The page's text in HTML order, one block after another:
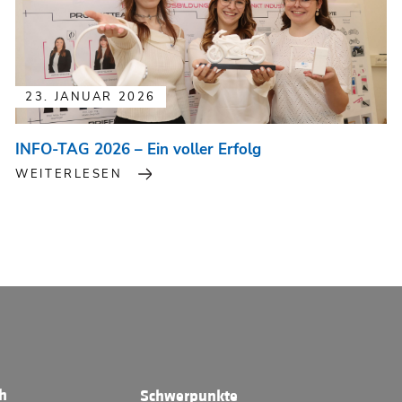
23. JANUAR 2026
INFO-TAG 2026 – Ein voller Erfolg
WEITERLESEN
Schwerpunkte